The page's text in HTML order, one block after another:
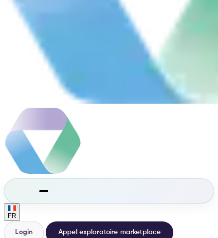
FR
Login Appel exploratoire marketplace